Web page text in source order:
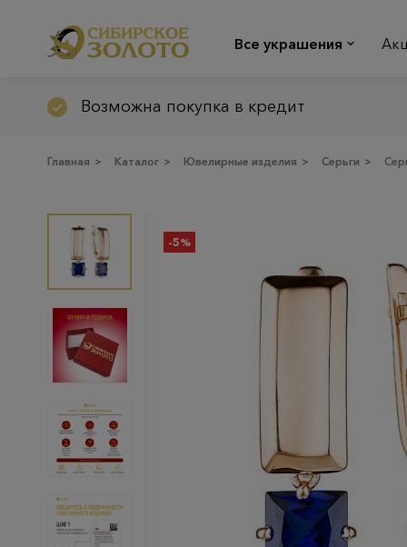
Все украшения
Возможна покупка в кредит
Главная > Каталог > Ювелирные изделия > Серьги >
-5%